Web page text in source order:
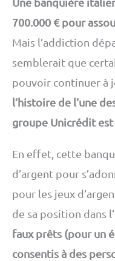
700.000 € pour
Mais l’addiction
semblerait que
pouvoir continuer à
l’histoire de l’une
groupe Unicrédit
En effet, cette
d’argent pour
pour les jeux
de sa position dans
faux prêts (pour un
consentis à des